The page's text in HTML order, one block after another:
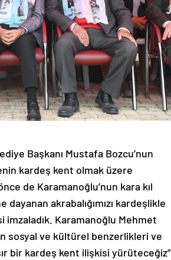
Başkanı Mustafa Bozcu’nun
kardeş kent olmak üzere
de Karamanoğlu’nun kara kıl
akrabalığımızı kardeşlikle
imzaladık. Karamanoğlu Mehmet
sosyal ve kültürel benzerlikleri ve
bir kardeş kent ilişkisi yürüteceğiz”